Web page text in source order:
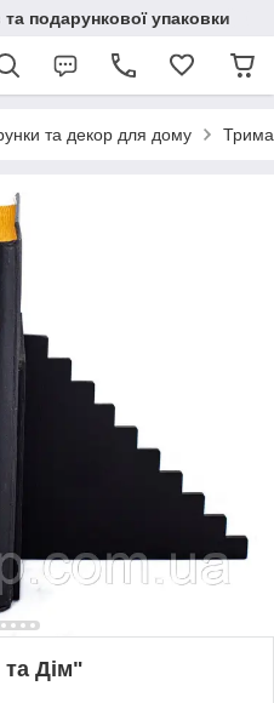
та подарункової упаковки
та декор для дому
та Дім"